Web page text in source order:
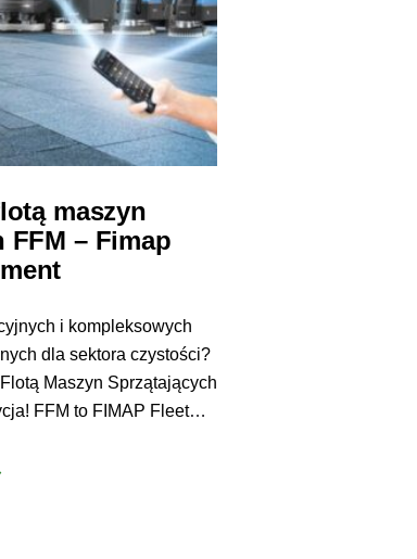
maszyn
FFM – Fimap
i kompleksowych
dla sektora czystości?
Maszyn Sprzątających
FFM to FIMAP Fleet
sprzątających. FFM